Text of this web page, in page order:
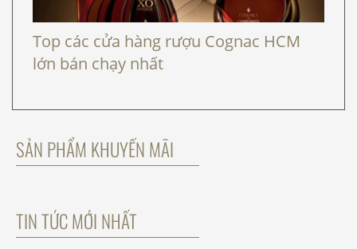
Top các cửa hàng rượu Cognac HCM
lớn bán chạy nhất
SẢN PHẨM KHUYẾN MÃI
TIN TỨC MỚI NHẤT